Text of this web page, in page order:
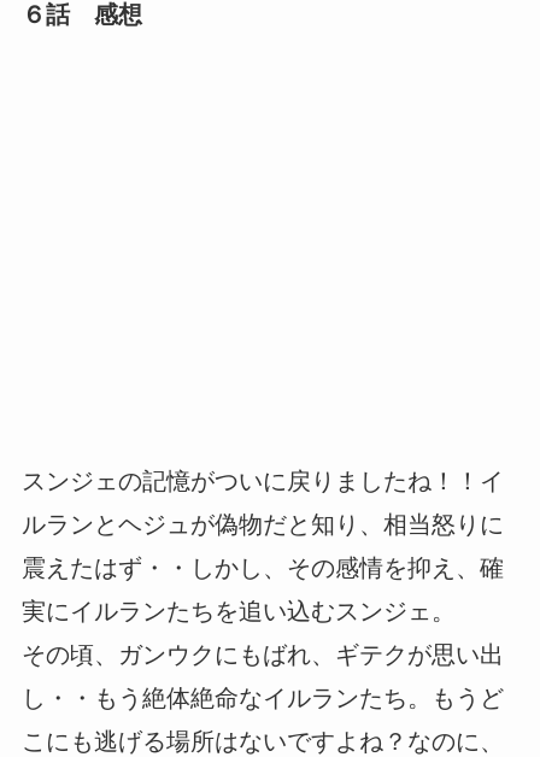
６話 感想
スンジェの記憶がついに戻りましたね！！イ
ルランとヘジュが偽物だと知り、相当怒りに
震えたはず・・しかし、その感情を抑え、確
実にイルランたちを追い込むスンジェ。
その頃、ガンウクにもばれ、ギテクが思い出
し・・もう絶体絶命なイルランたち。もうど
こにも逃げる場所はないですよね？なのに、